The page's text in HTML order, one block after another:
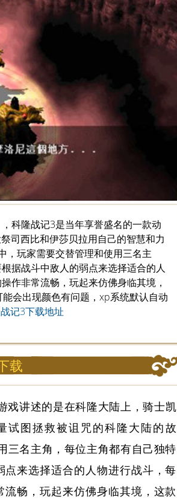
科隆战记3是当年享誉盛名的一款动
司西比和伊莎贝拉用自己的智慧和力
玩家需要交替管理和使用三名主
据战斗中敌人的弱点来选择适合的人
作非常流畅，玩起来仿佛身临其境，
会出现颜色有问题，xp系统默认自动
记3下载地址
载
戏讲述的是在科隆大陆上，骑士凯
试图拯救被诅咒的科隆大陆的故
名主角，每位主角都有自己独特
来选择适合的人物进行战斗，每
畅，玩起来仿佛身临其境，这款